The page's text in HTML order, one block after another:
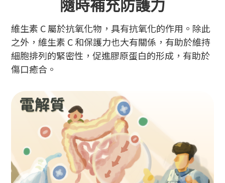
隨時補充防護力
維生素 C 屬於抗氧化物，具有抗氧化的作用。除此
之外，維生素 C 和保護力也大有關係，有助於維持
細胞排列的緊密性，促進膠原蛋白的形成，有助於
傷口癒合。